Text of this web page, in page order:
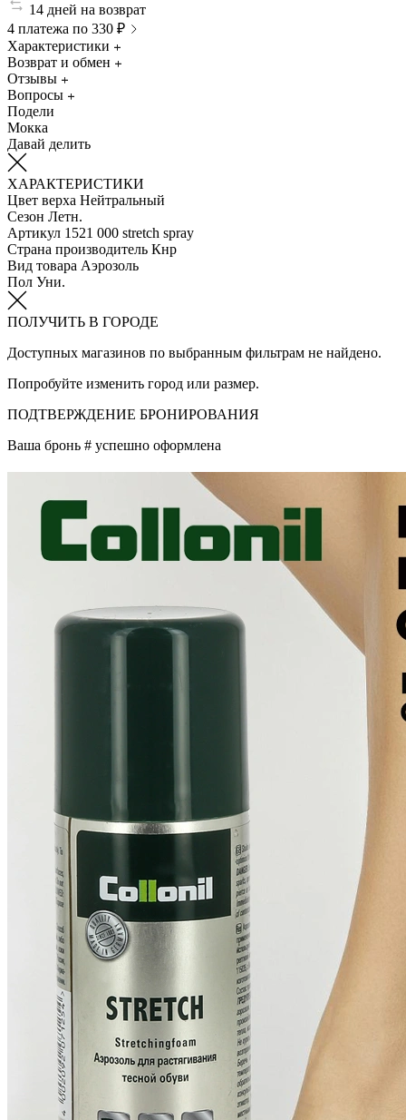
14 дней на возврат
4 платежа по 330 ₽
Характеристики
Возврат и обмен
Отзывы
Вопросы
Подели
Мокка
Давай делить
ХАРАКТЕРИСТИКИ
Цвет верха Нейтральный
Сезон Летн.
Артикул 1521 000 stretch spray
Страна производитель Кнр
Вид товара Аэрозоль
Пол Уни.
ПОЛУЧИТЬ В ГОРОДЕ
Доступных магазинов по выбранным фильтрам не найдено.
Попробуйте изменить город или размер.
ПОДТВЕРЖДЕНИЕ БРОНИРОВАНИЯ
Ваша бронь # успешно оформлена